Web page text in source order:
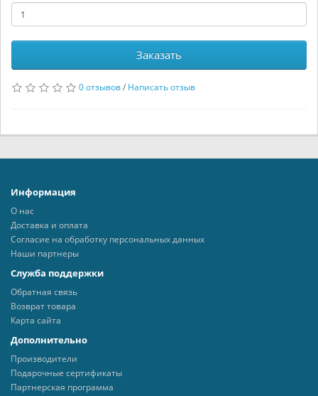
Заказать
0 отзывов/ Написать отзыв
Информация
О нас
Доставка и оплата
Согласие на обработку персональных данных
Наши партнеры
Служба поддержки
Обратная связь
Возврат товара
Карта сайта
Дополнительно
Производители
Подарочные сертификаты
Партнерская программа